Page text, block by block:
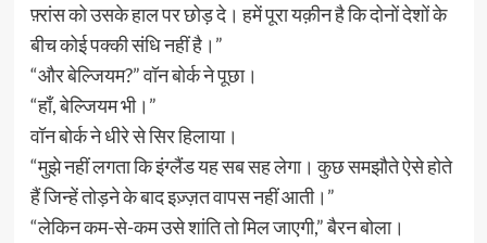
फ़्रांस को उसके हाल पर छोड़ दे। हमें पूरा यक़ीन है कि दोनों देशों के
बीच कोई पक्की संधि नहीं है।”
“और बेल्जियम?” वॉन बोर्क ने पूछा।
“हाँ, बेल्जियम भी।”
वॉन बोर्क ने धीरे से सिर हिलाया।
“मुझे नहीं लगता कि इंग्लैंड यह सब सह लेगा। कुछ समझौते ऐसे होते
हैं जिन्हें तोड़ने के बाद इज़्ज़त वापस नहीं आती।”
“लेकिन कम-से-कम उसे शांति तो मिल जाएगी,” बैरन बोला।